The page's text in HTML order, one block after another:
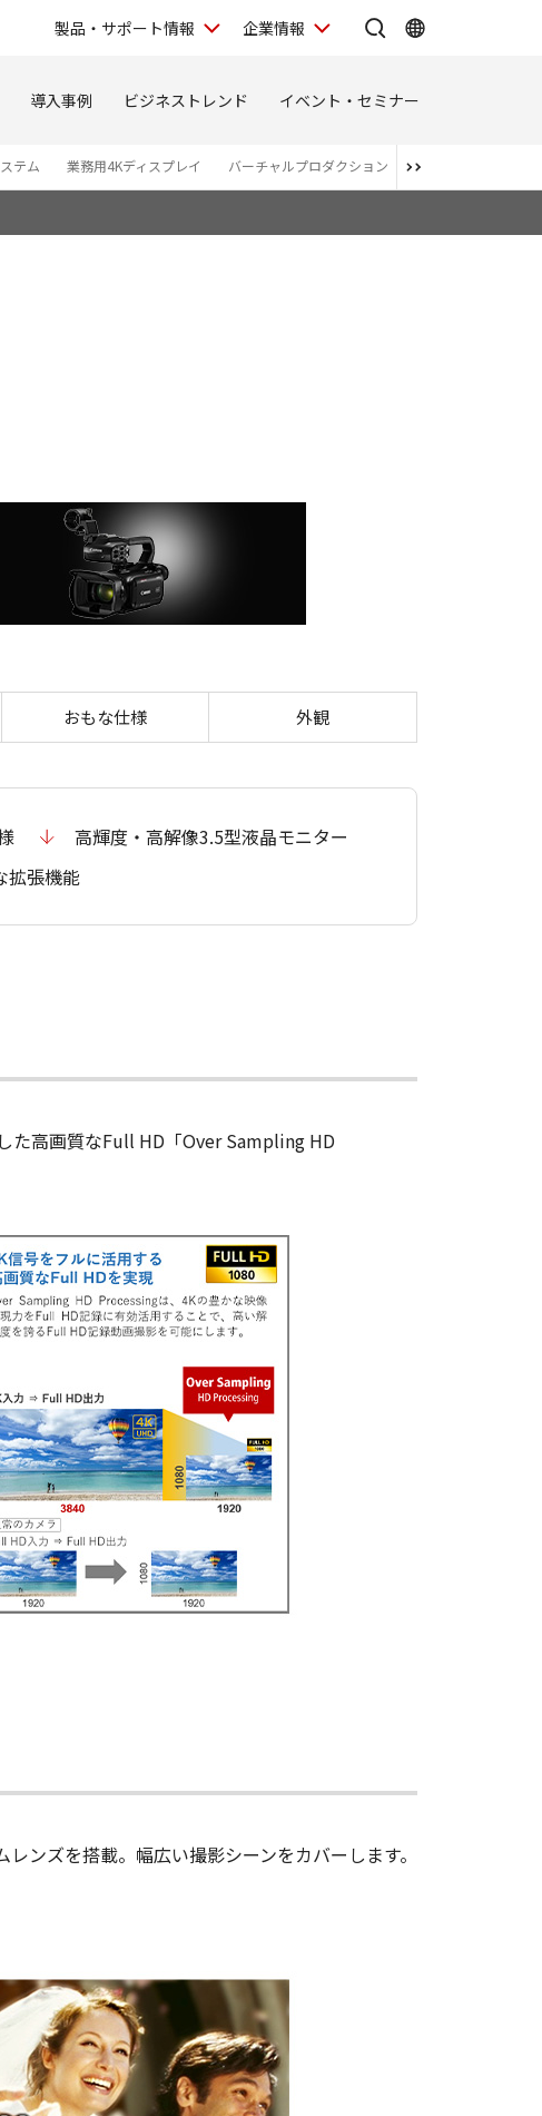
製品・サポート情報 企業情報
導入事例 ビジネストレンド イベント・セミナー
テム 業務用4Kディスプレイ バーチャルプロダクション 関連商品・アライア
おもな仕様 外観
高輝度・高解像3.5型液晶モニター
拡張機能
た高画質なFull HD「Over Sampling HD
レンズを搭載。幅広い撮影シーンをカバーします。